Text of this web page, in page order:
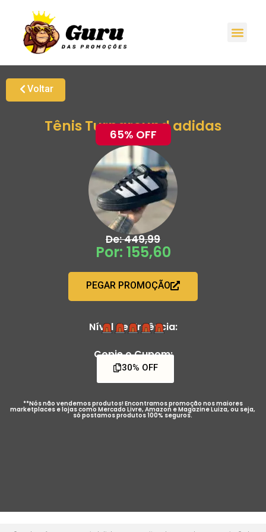
Voltar
Tênis Turnaround adidas
65% OFF
De: 449,99
Por: 155,60
PEGAR PROMOÇÃO
Nível de Urgência:
Copie o Cupom:
30% OFF
**Nós não vendemos produtos! Encontramos promoção nos maiores
marketplaces e lojas como Mercado Livre, Amazon e Magazine Luiza, ou seja,
só postamos produtos 100% seguros.